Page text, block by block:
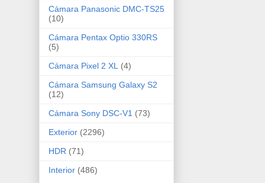
Cámara Panasonic DMC-TS25
(10)
Cámara Pentax Optio 330RS
(5)
Cámara Pixel 2 XL
(4)
Cámara Samsung Galaxy S2
(12)
Cámara Sony DSC-V1 (73)
Exterior (2296)
HDR (71)
Interior (486)